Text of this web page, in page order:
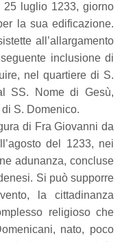
25 luglio 1233, giorno
la sua edificazione.
all’allargamento
inclusione di
nel quartiere di S.
SS. Nome di Gesù,
S. Domenico.
di Fra Giovanni da
del 1233, nei
adunanza, concluse
Si può supporre
la cittadinanza
religioso che
nato, poco